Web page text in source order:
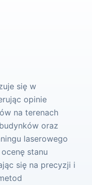
się w
opinie
na terenach
oraz
laserowego
stanu
się na precyzji i